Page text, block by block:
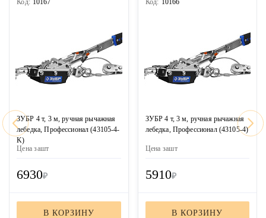
ЗУБР 4 т, 3 м, ручная рычажная
лебедка, Профессионал (43105-4-
K)
Цена зашт
6930₽
В КОРЗИНУ
ЗУБР 4 т, 3 м, ручная рычажная
лебедка, Профессионал (43105-4)
Цена зашт
5910₽
В КОРЗИНУ